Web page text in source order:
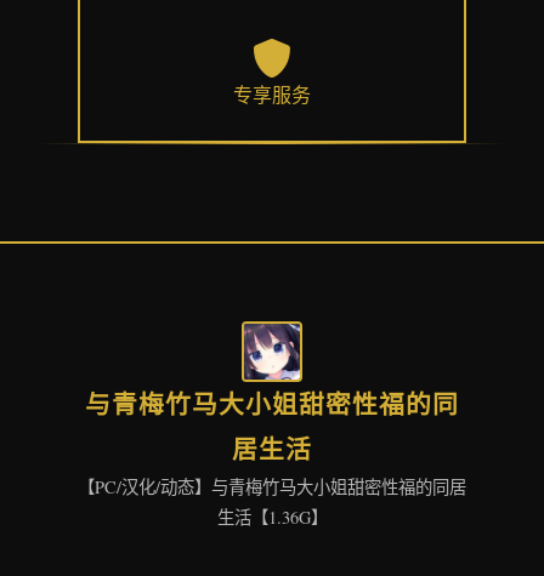
专享服务
与青梅竹马大小姐甜密性福的同
居生活
【PC/汉化/动态】与青梅竹马大小姐甜密性福的同居
生活【1.36G】